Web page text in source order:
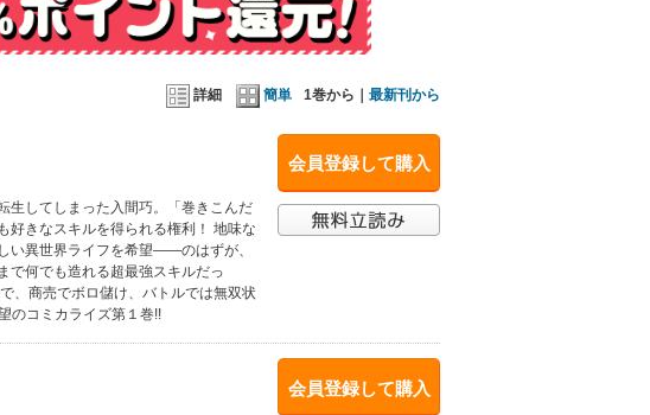
詳細 簡単 1巻から｜ 最新刊から
会員登録して購入
生してしまった入間巧。「巻きこんだ
好きなスキルを得られる権利！ 地味な
い異世界ライフを希望――のはずが、
で何でも造れる超最強スキルだっ
、商売でボロ儲け、バトルでは無双状
のコミカライズ第１巻!!
会員登録して購入